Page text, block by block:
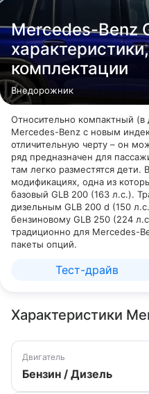
Mercedes-Benz
комплектации
Внедорожник
Относительно компактный
Mercedes-Benz с новым
отличительную черту – он
ряд предназначен для
там легко разместятся дети.
модификациях, одна из
базовый GLB 200 (163 л.с.).
дизельным GLB 200 d (150
бензиновому GLB 250 (224
традиционно для Mercedes-
пакеты опций.
Тест-драйв
Характеристики
Двигатель
Бензин / Дизель